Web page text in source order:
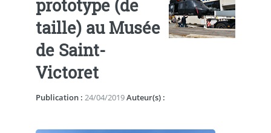
prototype (de
taille) au Musée
de Saint-
Victoret
Publication : 24/04/2019Auteur(s) :